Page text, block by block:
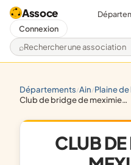
Assoce
Rechercher une
Connexion
départements/ ain/ plaine
club de bridge de meximieux
CLUB DE